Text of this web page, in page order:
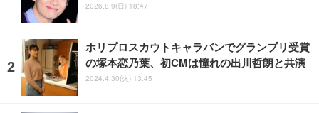
2026.8.9(日) 18:47
ホリプロスカウトキャラバンでグランプリ受賞
の塚本恋乃葉、初CMは憧れの出川哲朗と共演
2024.4.30(火) 13:45